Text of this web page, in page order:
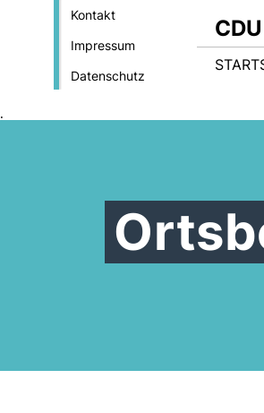
.
Kontakt
Impressum
Datenschutz